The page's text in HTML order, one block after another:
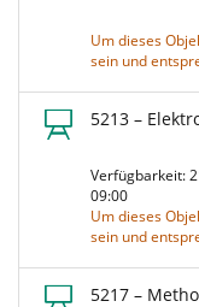
Um dieses
sein und
5213 –
Verfügbarkeit:
09:00
Um dieses
sein und
5217 –